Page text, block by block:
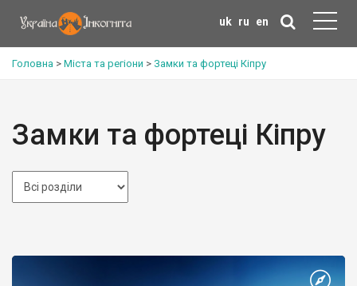
uk ru en
Головна > Міста та регіони > Замки та фортеці Кіпру
Замки та фортеці Кіпру